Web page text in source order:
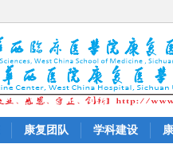
康复团队 学科建设